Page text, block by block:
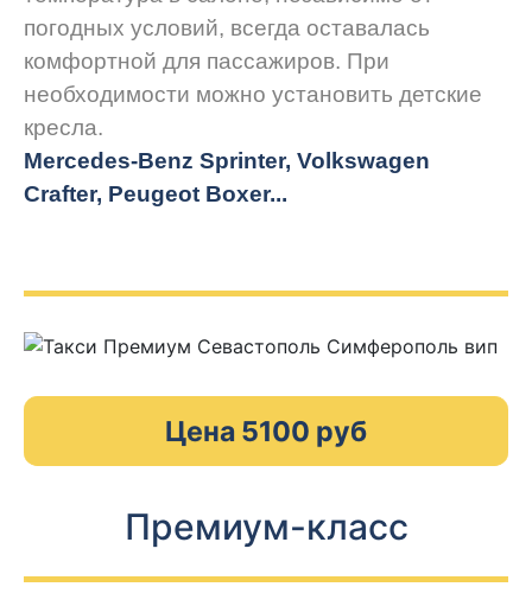
погодных условий, всегда оставалась
комфортной для пассажиров. При
необходимости можно установить детские
кресла.
Mercedes-Benz Sprinter, Volkswagen
Crafter, Peugeot Boxer...
Цена 5100 руб
Премиум-класс